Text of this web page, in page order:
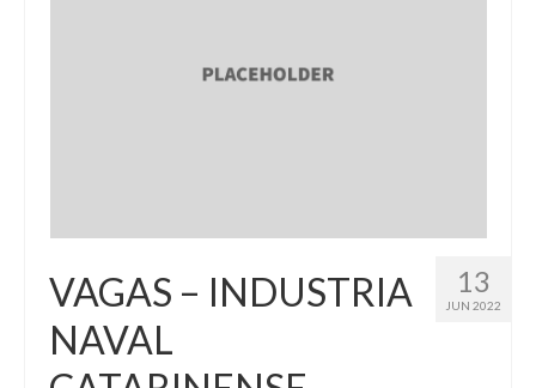
13
JUN 2022
VAGAS – INDUSTRIA
NAVAL